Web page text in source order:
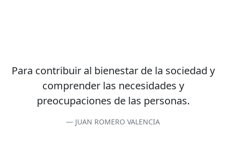
Para contribuir al bienestar de la sociedad y
comprender las necesidades y
preocupaciones de las personas.
JUAN ROMERO VALENCIA